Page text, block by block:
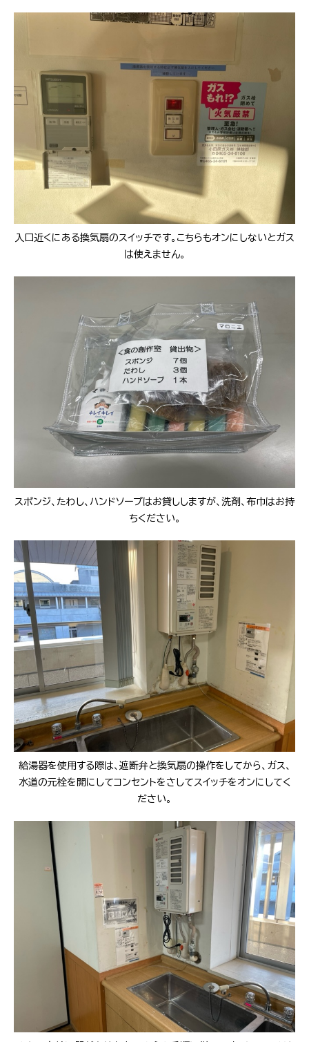
入口近くにある換気扇のスイッチです。こちらもオンにしないとガス
は使えません。
スポンジ、たわし、ハンドソープはお貸ししますが、洗剤、布巾はお持
ちください。
給湯器を使用する際は、遮断弁と換気扇の操作をしてから、ガス、
水道の元栓を開にしてコンセントをさしてスイッチをオンにしてく
ださい。